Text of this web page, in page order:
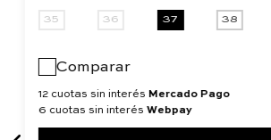
35 36 37 38
Comparar
12 cuotas sin interés Mercado Pago
6 cuotas sin interés Webpay